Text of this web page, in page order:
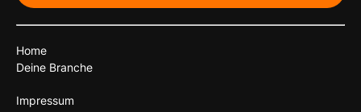
Home
Deine Branche
Impressum